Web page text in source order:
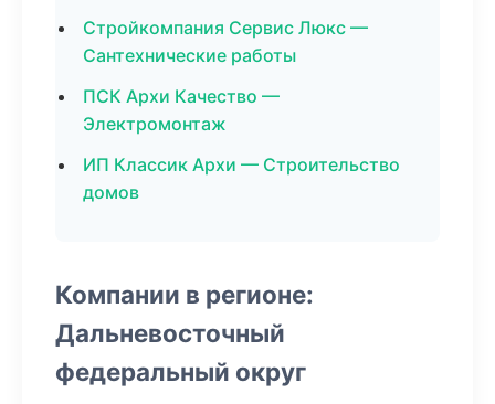
Стройкомпания Сервис Люкс —
Сантехнические работы
ПСК Архи Качество —
Электромонтаж
ИП Классик Архи — Строительство
домов
Компании в регионе:
Дальневосточный
федеральный округ